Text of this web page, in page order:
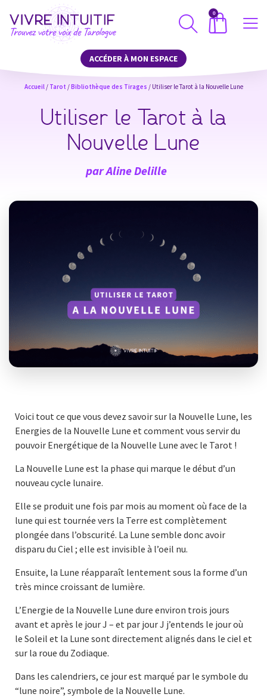
0
ACCÉDER À MON ESPACE
Accueil/ Tarot /Bibliothèque des Tirages / Utiliser le Tarot à la Nouvelle Lune
Utiliser le Tarot à la
Nouvelle Lune
parAline Delille
Voici tout ce que vous devez savoir sur la Nouvelle Lune, les
Energies de la Nouvelle Lune et comment vous servir du
pouvoir Energétique de la Nouvelle Lune avec le Tarot !
La Nouvelle Lune est la phase qui marque le début d’un
nouveau cycle lunaire.
Elle se produit une fois par mois au moment où face de la
lune qui est tournée vers la Terre est complètement
plongée dans l’obscurité. La Lune semble donc avoir
disparu du Ciel ; elle est invisible à l’oeil nu.
Ensuite, la Lune réapparaît lentement sous la forme d’un
très mince croissant de lumière.
L’Energie de la Nouvelle Lune dure environ trois jours
avant et après le jour J – et par jour J j’entends le jour où
le Soleil et la Lune sont directement alignés dans le ciel et
sur la roue du Zodiaque.
Dans les calendriers, ce jour est marqué par le symbole du
“lune noire”, symbole de la Nouvelle Lune.